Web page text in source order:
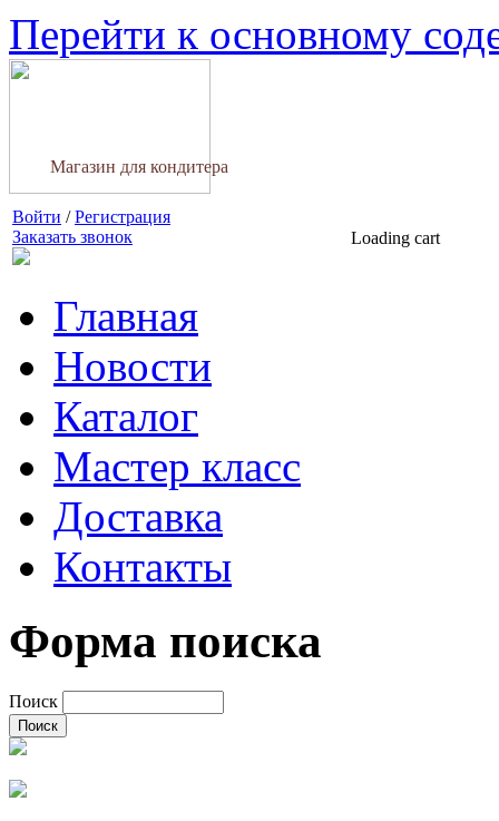
Перейти к основному
Магазин для кондитера
Войти /Регистрация
Заказать звонок
Loading cart
Главная
Новости
Каталог
Мастер класс
Доставка
Контакты
Форма поиска
Поиск